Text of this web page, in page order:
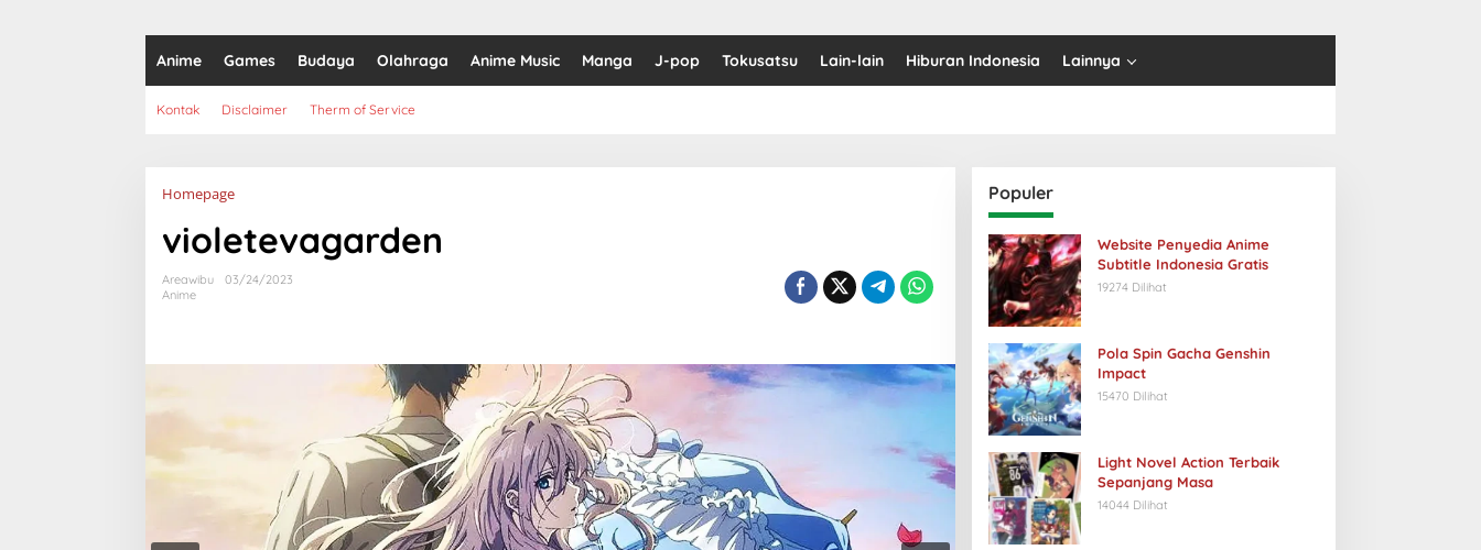
Anime Games Budaya Olahraga Anime Music Manga J-pop Tokusatsu Lain-lain Hiburan Indonesia Lainnya
Kontak Disclaimer Therm of Service
HomepageLampiran
violetevagarden
Areawibu
03/24/2023
Anime
Populer
Website Penyedia Anime
Subtitle Indonesia Gratis
19274 Dilihat
Pola Spin Gacha Genshin
Impact
15470 Dilihat
Light Novel Action Terbaik
Sepanjang Masa
14044 Dilihat